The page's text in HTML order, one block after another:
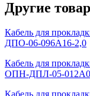
Другие
Кабель для
ДПО-06-096А16-2,0
Кабель для
ОПН-ДПЛ-05-